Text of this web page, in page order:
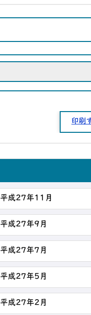
印刷
平成27年11月
平成27年9月
平成27年7月
平成27年5月
平成27年2月